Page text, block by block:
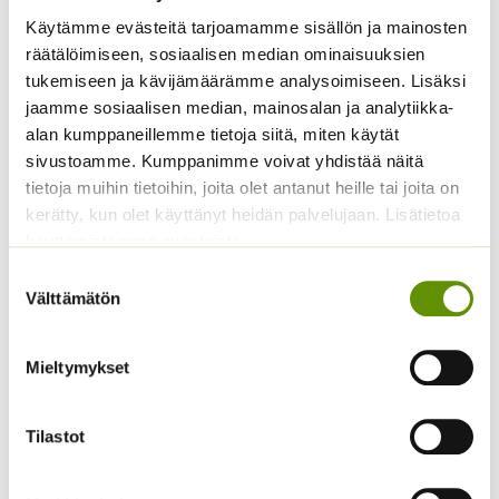
Käytämme evästeitä tarjoamamme sisällön ja mainosten
räätälöimiseen, sosiaalisen median ominaisuuksien
tukemiseen ja kävijämäärämme analysoimiseen. Lisäksi
jaamme sosiaalisen median, mainosalan ja analytiikka-
alan kumppaneillemme tietoja siitä, miten käytät
sivustoamme. Kumppanimme voivat yhdistää näitä
tietoja muihin tietoihin, joita olet antanut heille tai joita on
kerätty, kun olet käyttänyt heidän palvelujaan. Lisätietoa
valinta
Välttämätön
Mieltymykset
Tilastot
Keltakosmoskukka
Cosmic mix.
ALE!
4,20
Alkuperäinen
hinta
oli:
Nykyinen
hinta
on:
arvonlisäveron
Kaliforniantuliunikko
Sperli Dalli
5,50 € Sisältää arvonlisäveron
Kiinanasteri Hulk (50 s)